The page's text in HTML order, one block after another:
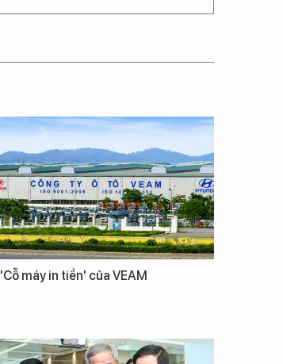
'Cỗ máy in tiền' của VEAM